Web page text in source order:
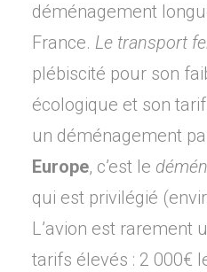
déménagement
France. Le transport
plébiscité pour son
écologique et son
un déménagement
Europe, c’est le
qui est privilégié
L’avion est rarement
tarifs élevés : 2 000€